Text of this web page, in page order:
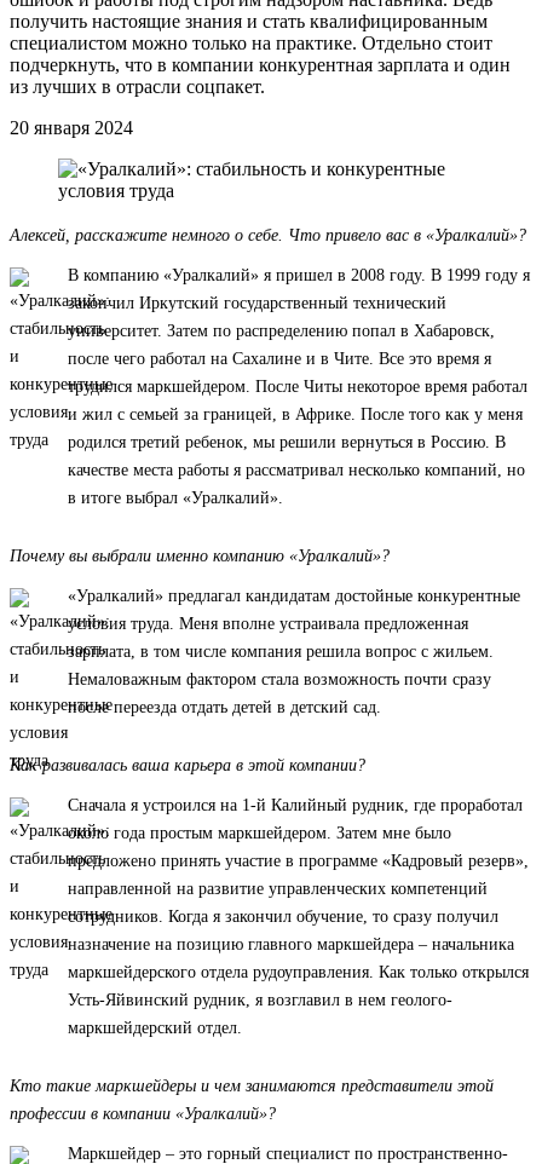
получить настоящие знания и стать квалифицированным
специалистом можно только на практике. Отдельно стоит
подчеркнуть, что в компании конкурентная зарплата и один
из лучших в отрасли соцпакет.
20 января 2024
Алексей, расскажите немного о себе. Что привело вас в «Уралкалий»?
В компанию «Уралкалий» я пришел в 2008 году. В 1999 году я
закончил Иркутский государственный технический
университет. Затем по распределению попал в Хабаровск,
после чего работал на Сахалине и в Чите. Все это время я
трудился маркшейдером. После Читы некоторое время работал
и жил с семьей за границей, в Африке. После того как у меня
родился третий ребенок, мы решили вернуться в Россию. В
качестве места работы я рассматривал несколько компаний, но
в итоге выбрал «Уралкалий».
Почему вы выбрали именно компанию «Уралкалий»?
«Уралкалий» предлагал кандидатам достойные конкурентные
условия труда. Меня вполне устраивала предложенная
зарплата, в том числе компания решила вопрос с жильем.
Немаловажным фактором стала возможность почти сразу
после переезда отдать детей в детский сад.
Как развивалась ваша карьера в этой компании?
Сначала я устроился на 1-й Калийный рудник, где проработал
около года простым маркшейдером. Затем мне было
предложено принять участие в программе «Кадровый резерв»,
направленной на развитие управленческих компетенций
сотрудников. Когда я закончил обучение, то сразу получил
назначение на позицию главного маркшейдера – начальника
маркшейдерского отдела рудоуправления. Как только открылся
Усть-Яйвинский рудник, я возглавил в нем геолого-
маркшейдерский отдел.
Кто такие маркшейдеры и чем занимаются представители этой
профессии в компании «Уралкалий»?
Маркшейдер – это горный специалист по пространственно-